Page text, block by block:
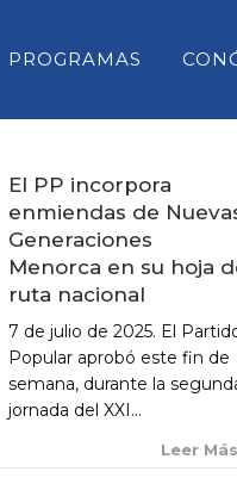
PROGRAMAS
CONSELL INSULAR DE
PARLAMENT DE LES ILLES
CONGRESO DE DIPUTADOS
SENADO
El PP incorpora
enmiendas de
Generaciones
Menorca en su hoja
ruta nacional
7 de julio de 2025. El
Popular aprobó este fin de
semana, durante la
jornada del XXI...
Leer Más